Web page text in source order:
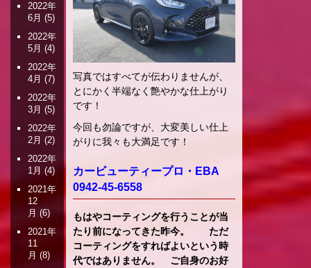
写真ではすべてが伝わりませんが、
とにかく半端なく艶やかな仕上がり
です！
今回も勿論ですが、大変美しい仕上
がりに我々も大満足です！
カービューティープロ・EBA
0942-45-6558
もはやコーティングを行うことが当
たり前になってきた昨今。 ただ
コーティングをすればよいという時
代ではありません。 ご自身のお好
2022年
6月 (5)
2022年
5月 (4)
2022年
4月 (7)
2022年
3月 (5)
2022年
2月 (2)
2022年
1月 (4)
2021年
12
月 (6)
2021年
11
月 (8)